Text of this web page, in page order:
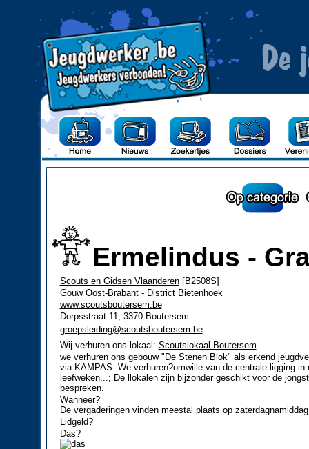
Ermelindus -
Scouts en Gidsen Vlaanderen[B2508S]
Gouw Oost-Brabant - District Bietenhoek
www.scoutsboutersem.be
Dorpsstraat 11, 3370 Boutersem
groepsleiding@scoutsboutersem.be
Wij verhuren ons lokaal: Scoutslokaal Boutersem
we verhuren ons gebouw "De Stenen Blok" als erkend
via KAMPAS. We verhuren?omwille van de centrale ligging
leefweken...; De llokalen zijn bijzonder geschikt voor de
bespreken.
Wanneer?
De vergaderingen vinden meestal plaats op
Lidgeld?
Das?